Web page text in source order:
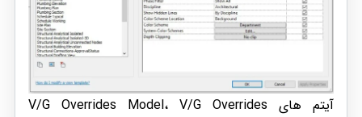
آیتم های V/G Overrides Model، V/G Overrides